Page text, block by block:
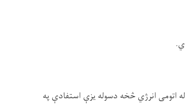
اتومی انرژي څخه دسوله یزې استفادې په